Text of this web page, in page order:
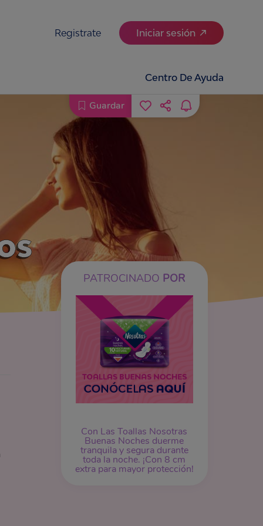
Registrate Iniciar sesión
Centro De Ayuda
PATROCINADO POR
Con Las Toallas Nosotras
Buenas Noches duerme
tranquila y segura durante
toda la noche. ¡Con 8 cm
extra para mayor protección!
Guardar